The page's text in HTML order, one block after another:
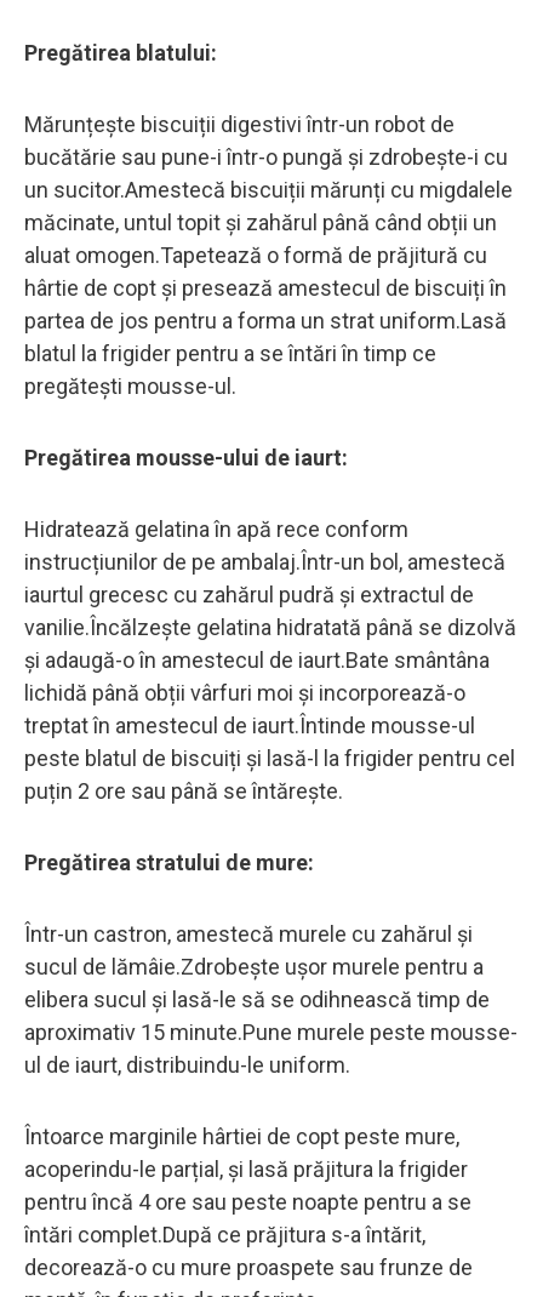
Pregătirea blatului:
Mărunțește biscuiții digestivi într-un robot de
bucătărie sau pune-i într-o pungă și zdrobește-i cu
un sucitor.Amestecă biscuiții mărunți cu migdalele
măcinate, untul topit și zahărul până când obții un
aluat omogen.Tapetează o formă de prăjitură cu
hârtie de copt și presează amestecul de biscuiți în
partea de jos pentru a forma un strat uniform.Lasă
blatul la frigider pentru a se întări în timp ce
pregătești mousse-ul.
Pregătirea mousse-ului de iaurt:
Hidratează gelatina în apă rece conform
instrucțiunilor de pe ambalaj.Într-un bol, amestecă
iaurtul grecesc cu zahărul pudră și extractul de
vanilie.Încălzește gelatina hidratată până se dizolvă
și adaugă-o în amestecul de iaurt.Bate smântâna
lichidă până obții vârfuri moi și incorporează-o
treptat în amestecul de iaurt.Întinde mousse-ul
peste blatul de biscuiți și lasă-l la frigider pentru cel
puțin 2 ore sau până se întărește.
Pregătirea stratului de mure:
Într-un castron, amestecă murele cu zahărul și
sucul de lămâie.Zdrobește ușor murele pentru a
elibera sucul și lasă-le să se odihnească timp de
aproximativ 15 minute.Pune murele peste mousse-
ul de iaurt, distribuindu-le uniform.
Întoarce marginile hârtiei de copt peste mure,
acoperindu-le parțial, și lasă prăjitura la frigider
pentru încă 4 ore sau peste noapte pentru a se
întări complet.După ce prăjitura s-a întărit,
decorează-o cu mure proaspete sau frunze de